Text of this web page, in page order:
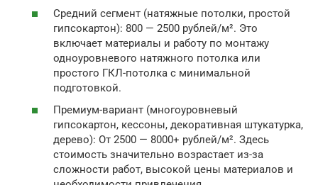
Средний сегмент (натяжные потолки, простой
гипсокартон): 800 — 2500 рублей/м². Это
включает материалы и работу по монтажу
одноуровневого натяжного потолка или
простого ГКЛ-потолка с минимальной
подготовкой.
Премиум-вариант (многоуровневый
гипсокартон, кессоны, декоративная штукатурка,
дерево): От 2500 — 8000+ рублей/м². Здесь
стоимость значительно возрастает из-за
сложности работ, высокой цены материалов и